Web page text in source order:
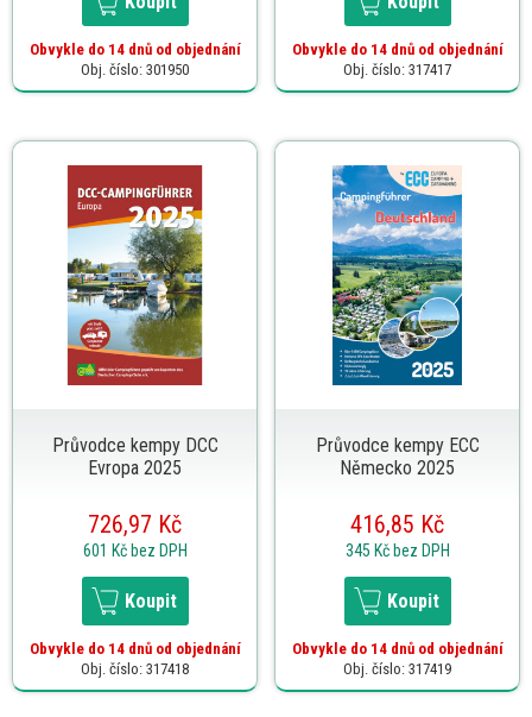
Obvykle do 14 dnů od objednání
Obj. číslo: 301950
Obvykle do 14 dnů od objednání
Obj. číslo: 317417
Průvodce kempy DCC
Evropa 2025
726,97 Kč
601 Kč bez DPH
Koupit
Obvykle do 14 dnů od objednání
Obj. číslo: 317418
Průvodce kempy ECC
Německo 2025
416,85 Kč
345 Kč bez DPH
Koupit
Obvykle do 14 dnů od objednání
Obj. číslo: 317419